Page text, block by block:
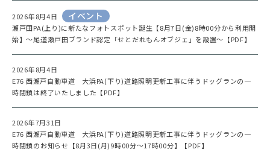
2026年8月4日 イベント
瀬戸田PA(上り)に新たなフォトスポット誕生【8月7日(金)8時00分から利用開
始】～尾道瀬戸田ブランド認定「せとだれもんオブジェ」を設置～【PDF】
2026年8月4日
E76 西瀬戸自動車道 大浜PA(下り)道路照明更新工事に伴うドッグランの一
時閉鎖は終了いたしました【PDF】
2026年7月31日
E76 西瀬戸自動車道 大浜PA(下り)道路照明更新工事に伴うドッグランの一
時閉鎖のお知らせ【8月3日(月)9時00分～17時00分】【PDF】